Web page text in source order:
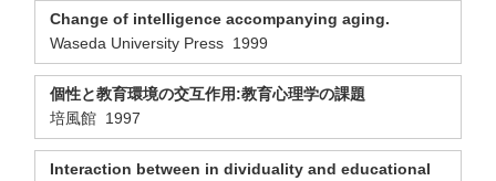
Change of intelligence accompanying aging.
Waseda University Press 1999
個性と教育環境の交互作用:教育心理学の課題
培風館 1997
Interaction between in dividuality and educational